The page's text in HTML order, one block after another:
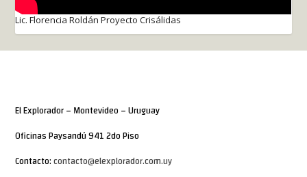
Lic. Florencia Roldán Proyecto Crisálidas
El Explorador – Montevideo – Uruguay
Oficinas Paysandú 941 2do Piso
Contacto:contacto@elexplorador.com.uy